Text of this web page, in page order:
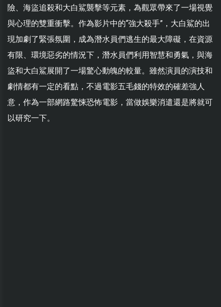
險、海盜追殺和大白鯊襲擊等元素，為觀眾帶來了一場視覺
與心理的雙重衝擊。作為影片中的“強大殺手”，大白鯊的出
現加劇了緊張氛圍，成為潛水員們逃生的最大障礙，在資源
有限、環境惡劣的情況下，潛水員們利用智慧和勇氣，與海
盜和大白鯊展開了一場驚心動魄的較量。雖然演員的演技和
劇情都有一定的看點，不過電影五毛錢的特效的確差強人
意，作為一部網路驚悚恐怖電影，當做娛樂消遣還是將就可
以研究一下。